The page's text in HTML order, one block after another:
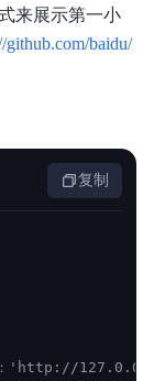
来展示第一小
github.com/baidu/
复制
：'http://